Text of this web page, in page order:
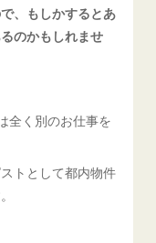
、もしかするとあ
のかもしれませ
全く別のお仕事を
トとして都内物件